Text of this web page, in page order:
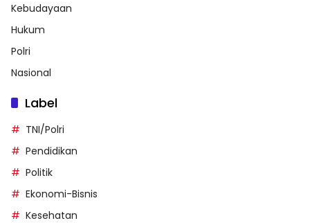
Kebudayaan
Hukum
Polri
Nasional
Label
TNI/Polri
Pendidikan
Politik
Ekonomi-Bisnis
Kesehatan